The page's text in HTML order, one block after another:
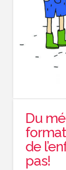
Du
de
pas!